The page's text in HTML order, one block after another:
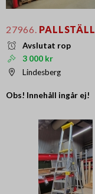
27966. PALLSTÄLL
Avslutat rop
3 000 kr
Lindesberg
Obs! Innehåll ingår ej!